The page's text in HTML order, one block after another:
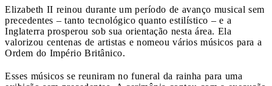
Elizabeth II reinou durante um período de avanço musical sem
precedentes – tanto tecnológico quanto estilístico – e a
Inglaterra prosperou sob sua orientação nesta área. Ela
valorizou centenas de artistas e nomeou vários músicos para a
Ordem do Império Britânico.
Esses músicos se reuniram no funeral da rainha para uma